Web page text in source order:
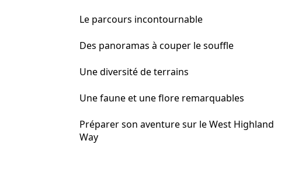
Le parcours incontournable
Des panoramas à couper le souffle
Une diversité de terrains
Une faune et une flore remarquables
Préparer son aventure sur le West Highland
Way